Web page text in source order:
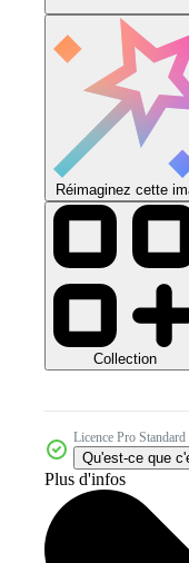
Réimaginez cette
Collection
Licence Pro Standard
Qu'est-ce que
Plus d'infos